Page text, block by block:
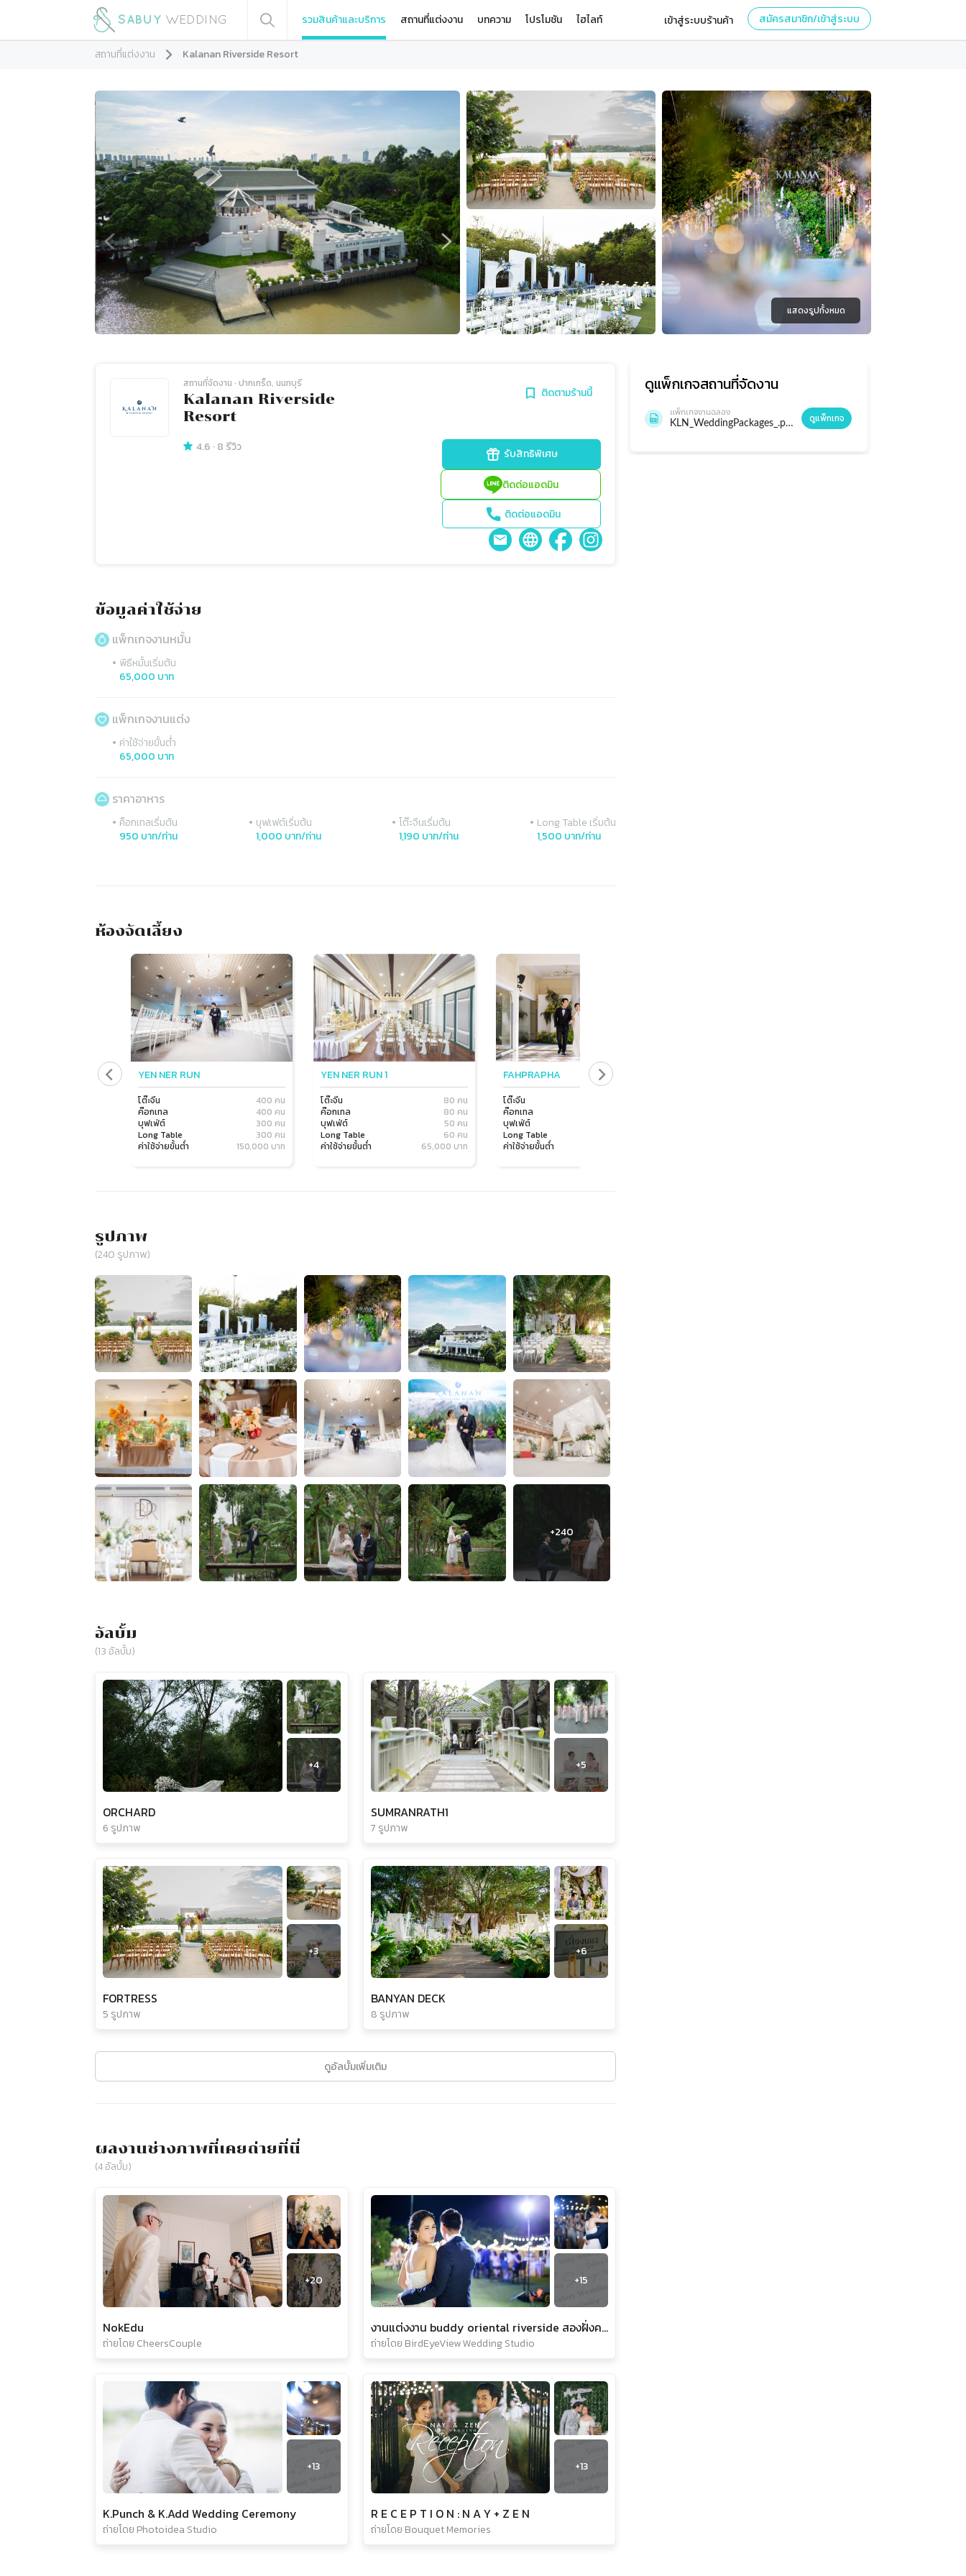
รวมสินค้าและบริการ สถานที่แต่งงาน บทความ โปรโมชัน ไฮไลท์ เข้าสู่ระบบร้านค้า สมัครสมาชิก/เข้าสู่ระบบ
สถานที่แต่งงาน Kalanan Riverside Resort
แสดงรูปทั้งหมด
สถานที่จัดงาน · ปากเกร็ด, นนทบุรี
Kalanan Riverside
Resort
ติดตามร้านนี้
4.6 ·8 รีวิว รับสิทธิพิเศษ
ติดต่อแอดมิน
ติดต่อแอดมิน
ข้อมูลค่าใช้จ่าย
แพ็กเกจงานหมั้น
• พิธีหมั้นเริ่มต้น
65,000 บาท
แพ็กเกจงานแต่ง
• ค่าใช้จ่ายขั้นต่ำ
65,000 บาท
ราคาอาหาร
• ค็อกเทลเริ่มต้น
950 บาท/ท่าน
• บุฟเฟต์เริ่มต้น
1,000 บาท/ท่าน
• โต๊ะจีนเริ่มต้น
1,190 บาท/ท่าน
• Long Table เริ่มต้น
1,500 บาท/ท่าน
ห้องจัดเลี้ยง
Slide 1 of 10
YEN NER RUN
โต๊ะจีน
400 คน
ค๊อกเทล
400 คน
บุฟเฟ่ต์
300 คน
Long Table
300 คน
ค่าใช้จ่ายขั้นต่ำ
150,000 บาท
YEN NER RUN 1
โต๊ะจีน
80 คน
ค๊อกเทล
80 คน
บุฟเฟ่ต์
50 คน
Long Table
60 คน
ค่าใช้จ่ายขั้นต่ำ
65,000 บาท
FAHPRAPHA
โต๊ะจีน
ค๊อกเทล
บุฟเฟ่ต์
Long Table
ค่าใช้จ่ายขั้นต่ำ
รูปภาพ
(240 รูปภาพ)
อัลบั้ม
(13 อัลบั้ม)
+4
ORCHARD
6 รูปภาพ
+5
SUMRANRATH1
7 รูปภาพ
+3
FORTRESS
5 รูปภาพ
+6
BANYAN DECK
8 รูปภาพ
ดูอัลบั้มเพิ่มเติม
ผลงานช่างภาพที่เคยถ่ายที่นี่
(4อัลบั้ม)
+20
NokEdu
ถ่ายโดย CheersCouple
+15
งานแต่งงาน buddy oriental riverside สองฝั่งคลอง ปากเกร็ด
ถ่ายโดย BirdEyeView Wedding Studio
+13
K.Punch & K.Add Wedding Ceremony
ถ่ายโดย Photoidea Studio
+13
R E C E P T I O N : N A Y + Z E N
ถ่ายโดย Bouquet Memories
ดูแพ็กเกจสถานที่จัดงาน
แพ็กเกจงานฉลอง
KLN_WeddingPackages_.pdf ดูแพ็กเกจ